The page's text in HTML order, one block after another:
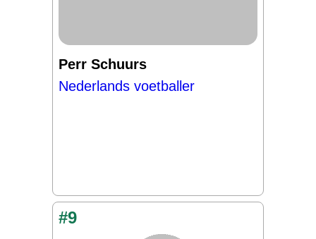
Perr Schuurs
Nederlands voetballer
#9